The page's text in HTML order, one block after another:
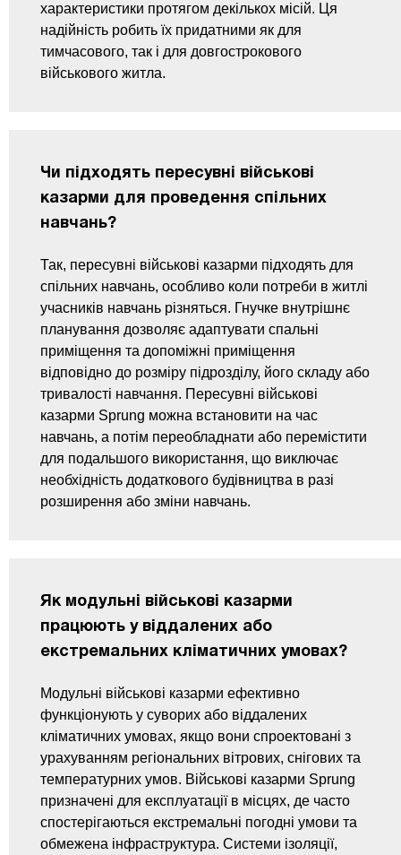
характеристики протягом декількох місій. Ця
надійність робить їх придатними як для
тимчасового, так і для довгострокового
військового житла.
Чи підходять пересувні військові
казарми для проведення спільних
навчань?
Так, пересувні військові казарми підходять для
спільних навчань, особливо коли потреби в житлі
учасників навчань різняться. Гнучке внутрішнє
планування дозволяє адаптувати спальні
приміщення та допоміжні приміщення
відповідно до розміру підрозділу, його складу або
тривалості навчання. Пересувні військові
казарми Sprung можна встановити на час
навчань, а потім переобладнати або перемістити
для подальшого використання, що виключає
необхідність додаткового будівництва в разі
розширення або зміни навчань.
Як модульні військові казарми
працюють у віддалених або
екстремальних кліматичних умовах?
Модульні військові казарми ефективно
функціонують у суворих або віддалених
кліматичних умовах, якщо вони спроектовані з
урахуванням регіональних вітрових, снігових та
температурних умов. Військові казарми Sprung
призначені для експлуатації в місцях, де часто
спостерігаються екстремальні погодні умови та
обмежена інфраструктура. Системи ізоляції,